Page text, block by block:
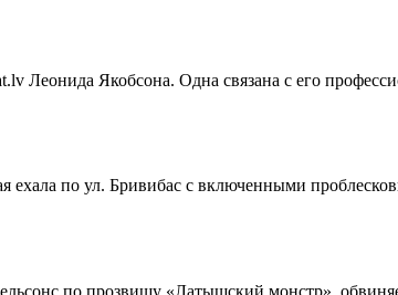
Леонида Якобсона. Одна связана с его
ехала по ул. Бривибас с включенными
по прозвищу «Латышский монстр»,